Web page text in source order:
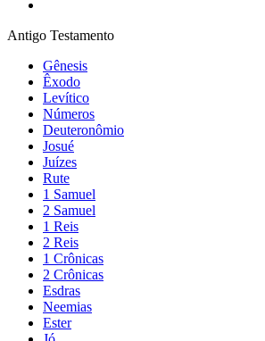
Antigo Testamento
Gênesis
Êxodo
Levítico
Números
Deuteronômio
Josué
Juízes
Rute
1 Samuel
2 Samuel
1 Reis
2 Reis
1 Crônicas
2 Crônicas
Esdras
Neemias
Ester